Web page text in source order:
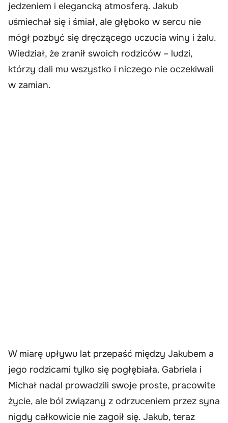
jedzeniem i elegancką atmosferą. Jakub
uśmiechał się i śmiał, ale głęboko w sercu nie
mógł pozbyć się dręczącego uczucia winy i żalu.
Wiedział, że zranił swoich rodziców – ludzi,
którzy dali mu wszystko i niczego nie oczekiwali
w zamian.
W miarę upływu lat przepaść między Jakubem a
jego rodzicami tylko się pogłębiała. Gabriela i
Michał nadal prowadzili swoje proste, pracowite
życie, ale ból związany z odrzuceniem przez syna
nigdy całkowicie nie zagoił się. Jakub, teraz